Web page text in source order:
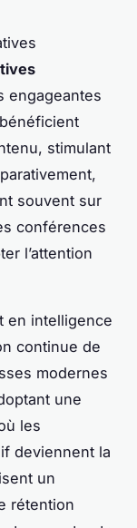
engageantes
stimulant
souvent sur
conférences
l’attention
en intelligence
continue de
modernes
une
les
deviennent la
un
rétention